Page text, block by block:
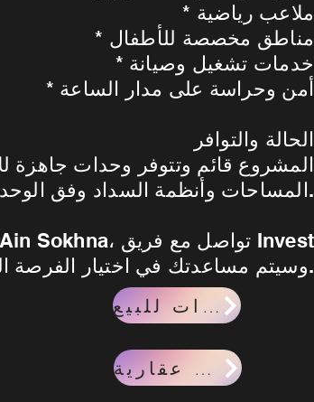
* ملاعب رياضية
* مناطق مخصصة للأطفال
* خدمات تشغيل وصيانة
* أمن وحراسة على مدار الساعة
الحالة والتوافر
المشروع قائم وتتوفر وحدات جاهزة
المساحات وأنظمة السداد وفق الوحدات المطروحة.
Lane وسيتم مساعدتك في اختيار الفرصة الأنسب لاحتياجاتك.
وحدات للبيع
مقالات عقارية